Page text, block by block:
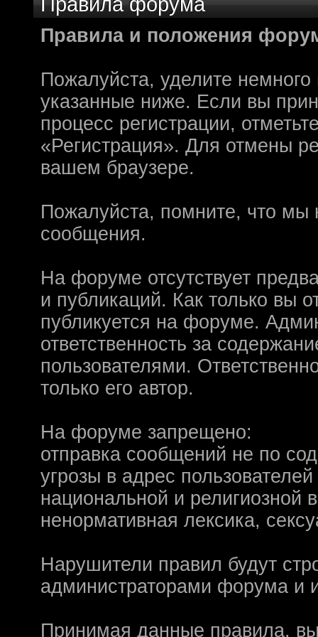
олдфаги плакали
продолжали
обсудим.
https://
Рыцарь Братства
Здравствуйте,
вам помочь? Буду
связаться с вами.
SomebodySomeone :
Привет реббя! Жду
мужеством
Помогу, чем могу,
F@Nt0M :
Надо будет как-то
другие
https://discord.gg/
F@Nt0M :
А попробуем-ка мы
Kadzicy
а ещо можна крч
трехмерны)
локации ну типа
показывать эту
F@Nt0M :
Ок. Если мы
Правила и положения
Пожалуйста, уделите
указанные ниже. Если вы
процесс регистрации,
«Регистрация». Для отмены
вашем браузере.
Пожалуйста, помните, что мы
сообщения.
На форуме отсутствует
и публикаций. Как только вы
публикуется на форуме.
ответственность за
пользователями.
только его автор.
На форуме запрещено:
отправка сообщений не по
угрозы в адрес
национальной и
ненормативная лексика,
Нарушители правил будут
администраторами форума и
Принимая данные правила,